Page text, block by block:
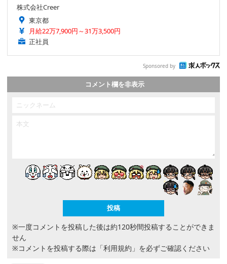
株式会社Creer
東京都
月給22万7,900円～31万3,500円
正社員
Sponsored by
コメント欄を非表示
※一度コメントを投稿した後は約120秒間投稿することができま
せん
※コメントを投稿する際は 「利用規約」 を必ずご確認ください